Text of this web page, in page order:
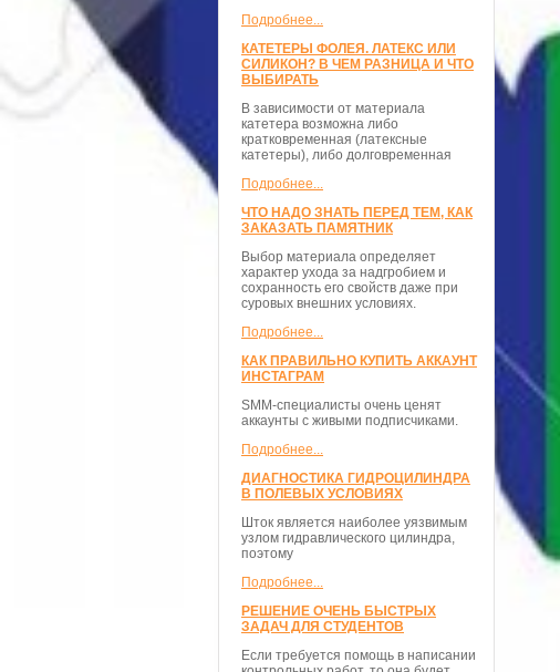
Подробнее...
КАТЕТЕРЫ ФОЛЕЯ. ЛАТЕКС ИЛИ
СИЛИКОН? В ЧЕМ РАЗНИЦА И ЧТО
ВЫБИРАТЬ
В зависимости от материала
катетера возможна либо
кратковременная (латексные
катетеры), либо долговременная
Подробнее...
ЧТО НАДО ЗНАТЬ ПЕРЕД ТЕМ, КАК
ЗАКАЗАТЬ ПАМЯТНИК
Выбор материала определяет
характер ухода за надгробием и
сохранность его свойств даже при
суровых внешних условиях.
Подробнее...
КАК ПРАВИЛЬНО КУПИТЬ АККАУНТ
ИНСТАГРАМ
SMM-специалисты очень ценят
аккаунты с живыми подписчиками.
Подробнее...
ДИАГНОСТИКА ГИДРОЦИЛИНДРА
В ПОЛЕВЫХ УСЛОВИЯХ
Шток является наиболее уязвимым
узлом гидравлического цилиндра,
поэтому
Подробнее...
РЕШЕНИЕ ОЧЕНЬ БЫСТРЫХ
ЗАДАЧ ДЛЯ СТУДЕНТОВ
Если требуется помощь в написании